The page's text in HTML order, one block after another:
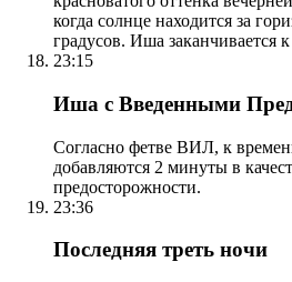
когда солнце находится за
градусов. Иша заканчивается
23:15
Иша с Введенными
Согласно фетве ВИЛ, к
добавляются 2 минуты в
предосторожности.
23:36
Последняя треть ночи